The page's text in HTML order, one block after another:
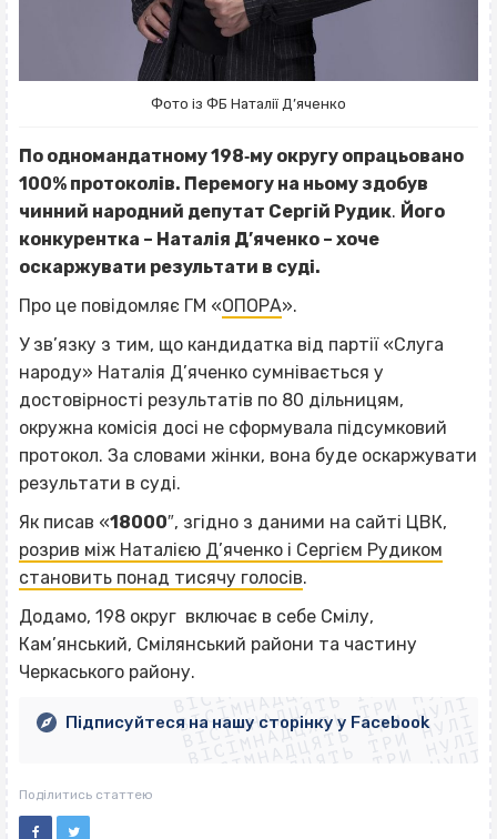
Фото із ФБ Наталії Д’яченко
По одномандатному 198‐му округу опрацьовано
100% протоколів. Перемогу на ньому здобув
чинний народний депутат Сергій Рудик. Його
конкурентка – Наталія Д’яченко – хоче
оскаржувати результати в суді.
Про це повідомляє ГМ «ОПОРА».
У зв’язку з тим, що кандидатка від партії «Слуга
народу» Наталія Д’яченко сумнівається у
достовірності результатів по 80 дільницям,
окружна комісія досі не сформувала підсумковий
протокол. За словами жінки, вона буде оскаржувати
результати в суді.
Як писав «18000″, згідно з даними на сайті ЦВК,
розрив між Наталією Д’яченко і Сергієм Рудиком
становить понад тисячу голосів.
Додамо, 198 округ включає в себе Смілу,
Кам’янський, Смілянський райони та частину
Черкаського району.ВІСІМНАДЦЯТЬ ТРИ НУЛІ
ВІСІМНАДЦЯТЬ ТРИ НУЛІ
ВІСІМНАДЦЯТЬ ТРИ НУЛІ
ВІСІМНАДЦЯТЬ ТРИ НУЛІ
ВІСІМНАДЦЯТЬ ТРИ НУЛІ
ВІСІМНАДЦЯТЬ ТРИ НУЛІ
ВІСІМНАДЦЯТЬ ТРИ НУЛІ
ВІСІМНАДЦЯТЬ ТРИ НУЛІ
Підписуйтеся на нашу сторінку у Facebook
Поділитись статтею